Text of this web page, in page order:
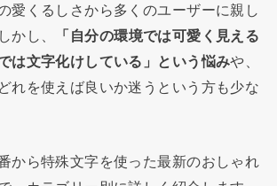
愛くるしさから多くのユーザーに親し
かし、
「自分の環境では可愛く見える
は文字化けしている」という悩みや、
れを使えば良いか迷うという方も少な
から特殊文字を使った最新のおしゃれ